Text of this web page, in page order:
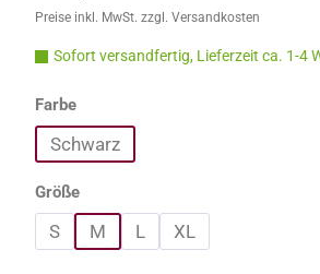
Preise inkl. MwSt. zzgl. Versandkosten
Sofort versandfertig, Lieferzeit ca. 1-4
Farbeauswählen
Schwarz
Größeauswählen
S M L XL